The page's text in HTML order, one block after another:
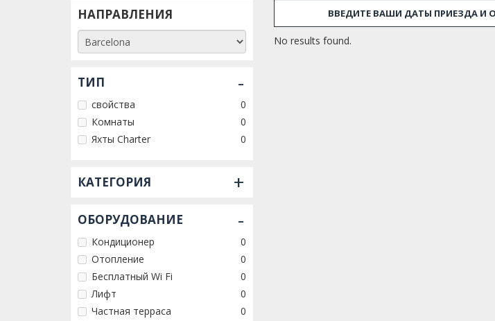
место, чтобы жить долгий
Barcelona Home предлагает
до комфортабельных
НАПРАВЛЕНИЯ
ТИП -
свойства
0
Комнаты
0
Яхты Charter
0
КАТЕГОРИЯ +
ОБОРУДОВАНИЕ -
Кондиционер
0
Отопление
0
Бесплатный Wi Fi
0
Лифт
0
Частная терраса
0
ВВЕДИТЕ ВАШИ ДАТЫ ПРИЕЗДА И
No results found.